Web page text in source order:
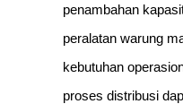
penambahan
peralatan warung
kebutuhan
proses distribusi